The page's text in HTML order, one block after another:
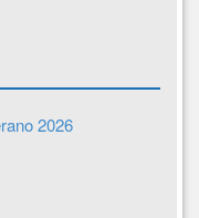
2026